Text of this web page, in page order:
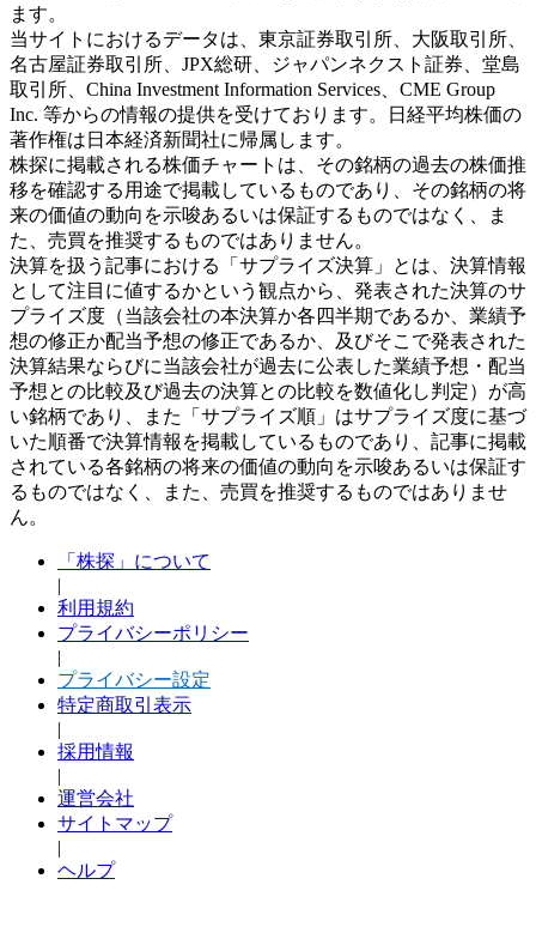
ます。
当サイトにおけるデータは、東京証券取引所、大阪取引所、
名古屋証券取引所、JPX総研、ジャパンネクスト証券、堂島
取引所、China Investment Information Services、CME Group
Inc. 等からの情報の提供を受けております。日経平均株価の
著作権は日本経済新聞社に帰属します。
株探に掲載される株価チャートは、その銘柄の過去の株価推
移を確認する用途で掲載しているものであり、その銘柄の将
来の価値の動向を示唆あるいは保証するものではなく、ま
た、売買を推奨するものではありません。
決算を扱う記事における「サプライズ決算」とは、決算情報
として注目に値するかという観点から、発表された決算のサ
プライズ度（当該会社の本決算か各四半期であるか、業績予
想の修正か配当予想の修正であるか、及びそこで発表された
決算結果ならびに当該会社が過去に公表した業績予想・配当
予想との比較及び過去の決算との比較を数値化し判定）が高
い銘柄であり、また「サプライズ順」はサプライズ度に基づ
いた順番で決算情報を掲載しているものであり、記事に掲載
されている各銘柄の将来の価値の動向を示唆あるいは保証す
るものではなく、また、売買を推奨するものではありませ
ん。
「株探」について
|
利用規約
プライバシーポリシー
|
プライバシー設定
特定商取引表示
|
採用情報
|
運営会社
サイトマップ
|
ヘルプ